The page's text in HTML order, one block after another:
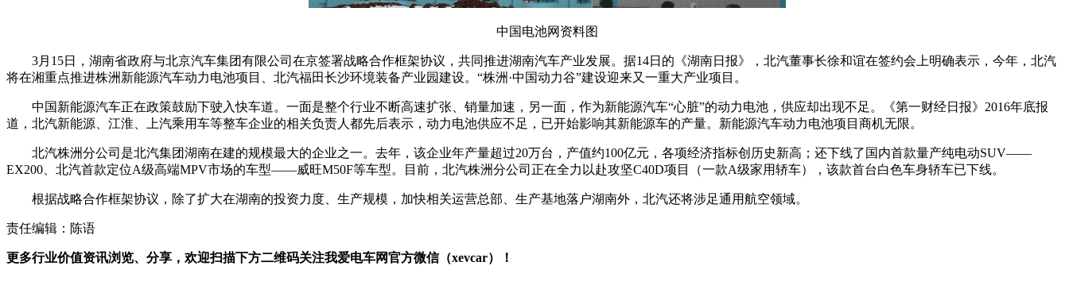
中国电池网资料图
3月15日，湖南省政府与北京汽车集团有限公司在京签署战略合作框架协议，共同推进湖南汽车产业发展。据14日的《湖南日报》，北汽董事长徐和谊在签约会上明确表示，今年，北汽
将在湘重点推进株洲新能源汽车动力电池项目、北汽福田长沙环境装备产业园建设。“株洲·中国动力谷”建设迎来又一重大产业项目。
中国新能源汽车正在政策鼓励下驶入快车道。一面是整个行业不断高速扩张、销量加速，另一面，作为新能源汽车“心脏”的动力电池，供应却出现不足。《第一财经日报》2016年底报
道，北汽新能源、江淮、上汽乘用车等整车企业的相关负责人都先后表示，动力电池供应不足，已开始影响其新能源车的产量。新能源汽车动力电池项目商机无限。
北汽株洲分公司是北汽集团湖南在建的规模最大的企业之一。去年，该企业年产量超过20万台，产值约100亿元，各项经济指标创历史新高；还下线了国内首款量产纯电动SUV——
EX200、北汽首款定位A级高端MPV市场的车型——威旺M50F等车型。目前，北汽株洲分公司正在全力以赴攻坚C40D项目（一款A级家用轿车），该款首台白色车身轿车已下线。
根据战略合作框架协议，除了扩大在湖南的投资力度、生产规模，加快相关运营总部、生产基地落户湖南外，北汽还将涉足通用航空领域。
责任编辑：陈语
更多行业价值资讯浏览、分享，欢迎扫描下方二维码关注我爱电车网官方微信（xevcar）！